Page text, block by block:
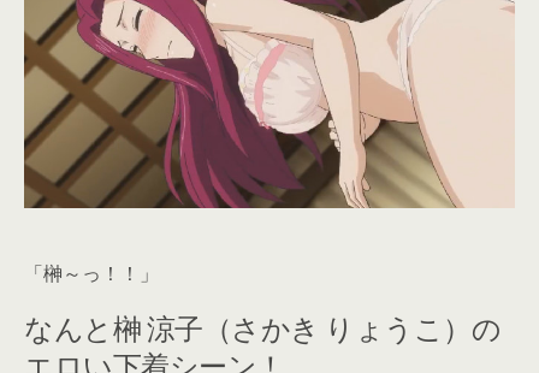
「榊～っ！！」
なんと榊 涼子（さかき りょうこ）の
エロい下着シーン！